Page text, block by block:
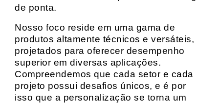
de ponta.
Nosso foco reside em uma gama de
produtos altamente técnicos e versáteis,
projetados para oferecer desempenho
superior em diversas aplicações.
Compreendemos que cada setor e cada
projeto possui desafios únicos, e é por
isso que a personalização se torna um